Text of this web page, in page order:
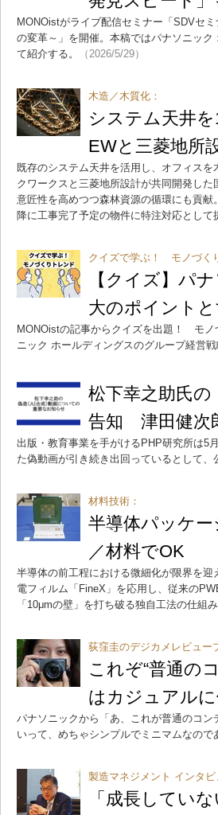
MONOistがライブ配信セミナー「SDVセ
の変革～」を開催。本稿ではパナソニッ
て紹介する。
（2026/5/29）
木造／木質化：
システム天井
EWと三菱地所
既存のシステム天井を活用し、オフィス
クワークスと三菱地所設計が共同開発し
意匠性を高めつつ森林資源の循環にも貢
降に工事完了予定の物件に特注対応として
クイズで学ぶ！ モノづく
【クイズ】パ
大のポイント
MONOistの記事からクイズを出題！ モノ
ニック ホールディングスのグループ経営戦
松下幸之助氏
告知 津田健次
出版・教育事業を手がけるPHP研究所は5
た偽動画が引き続き出回っているとして
材料技術：
半導体パッケ
／材料でOK
半導体の前工程における微細化が限界を
電フィルム「FineX」を応用し、従来の
「10μmの壁」を打ち破る独自工法の仕組
荻窪圭のデジカメレビュー
これぞ“普通の
はカジュアル
パナソニックから「あ、これが普通のコ
いって、めちゃシンプルでミニマムなので
製造マネジメント インタビ
「成長してい